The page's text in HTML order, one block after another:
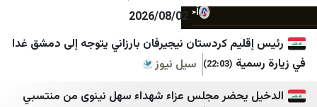
أخبار بلس
Tehran Times
IranWire
Iran International
يمن شباب نت
موقع بوست
2026/08/02
كردستان نيجيرفان بارزاني يتوجه إلى دمشق غدا
(22:03)
سيل نيوز
يحضر مجلس عزاء شهداء سهل نينوى من منتسبي